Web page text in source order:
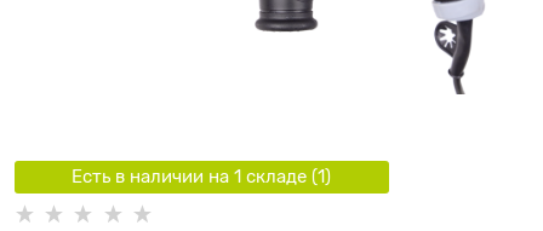
Есть в наличии на 1 складe (1)